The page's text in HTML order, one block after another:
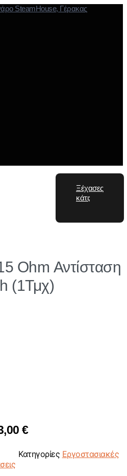
Ξέχασες
κάτι;
Ohm Αντίσταση
(1Τμχ)
€
Κατηγορίες Εργοστασιακές